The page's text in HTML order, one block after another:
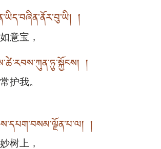
།
意宝，
།
护我。
།
树上，